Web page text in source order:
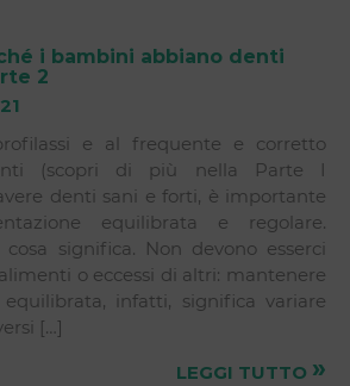
i bambini abbiano denti
2
e al frequente e corretto
(scopri di più nella Parte I
denti sani e forti, è importante
equilibrata e regolare.
significa. Non devono esserci
o eccessi di altri: mantenere
equilibrata, infatti, significa variare
[…]
LEGGI TUTTO »